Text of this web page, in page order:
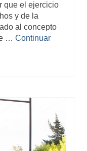
que el ejercicio
y de la
al concepto
… Continuar